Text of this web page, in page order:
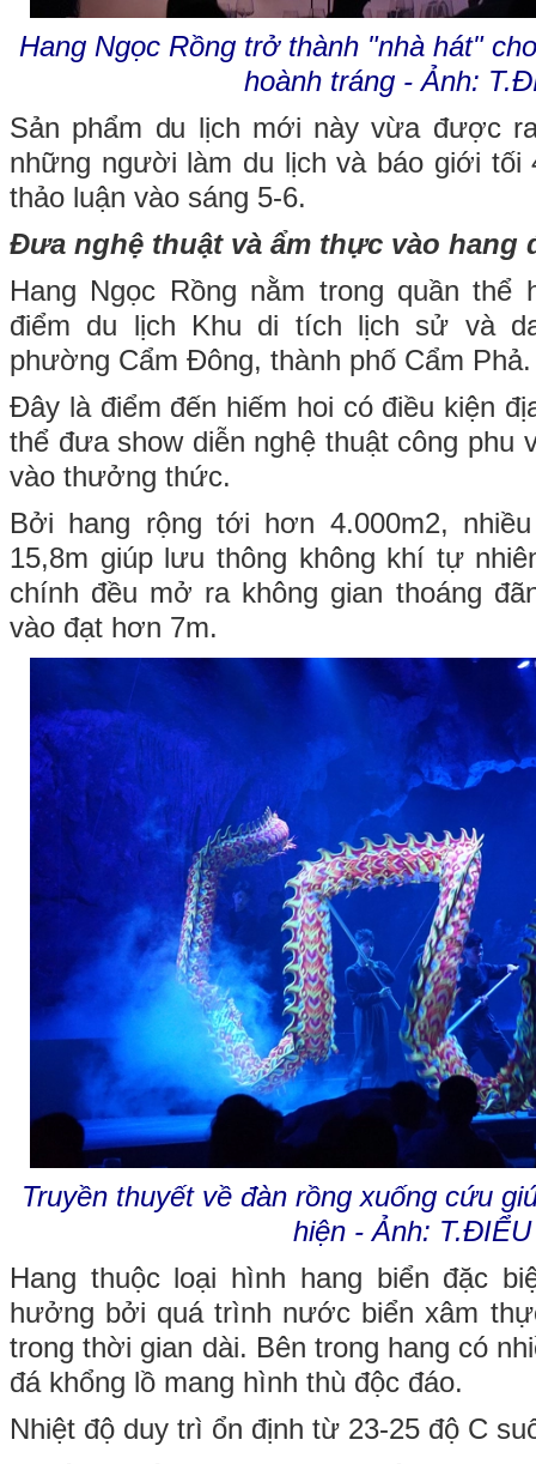
Hang Ngọc Rồng trở thành "nhà hát"
hoành tráng - Ảnh:
Sản phẩm du lịch mới này vừa được
những người làm du lịch và báo giới tối
thảo luận vào sáng 5-6.
Đưa nghệ thuật và ẩm thực vào hang
Hang Ngọc Rồng nằm trong quần thể
điểm du lịch Khu di tích lịch sử và
phường Cẩm Đông, thành phố Cẩm Phả.
Đây là điểm đến hiếm hoi có điều kiện
thể đưa show diễn nghệ thuật công phu
vào thưởng thức.
Bởi hang rộng tới hơn 4.000m2,
15,8m giúp lưu thông không khí tự
chính đều mở ra không gian thoáng
vào đạt hơn 7m.
Truyền thuyết về đàn rồng xuống cứu
hiện - Ảnh: T.ĐIỂU
Hang thuộc loại hình hang biển đặc
hưởng bởi quá trình nước biển xâm
trong thời gian dài. Bên trong hang có
đá khổng lồ mang hình thù độc đáo.
Nhiệt độ duy trì ổn định từ 23-25 độ C